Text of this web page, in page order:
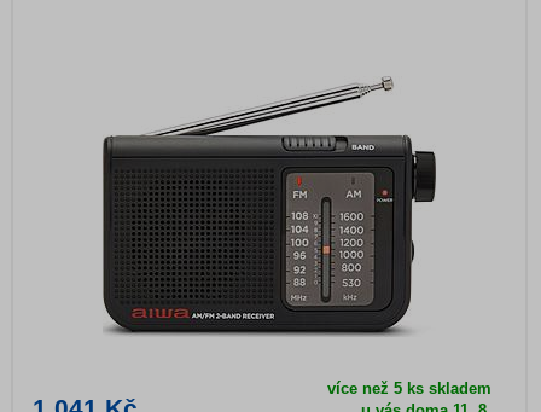
více než 5 ks skladem